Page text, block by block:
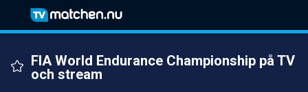
FIA World Endurance Championship på TV
och stream